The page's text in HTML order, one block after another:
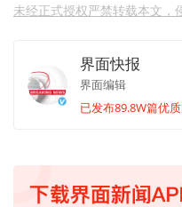
未经正式授权严禁转载本文，
界面快报
界面编辑
已发布89.8W篇优